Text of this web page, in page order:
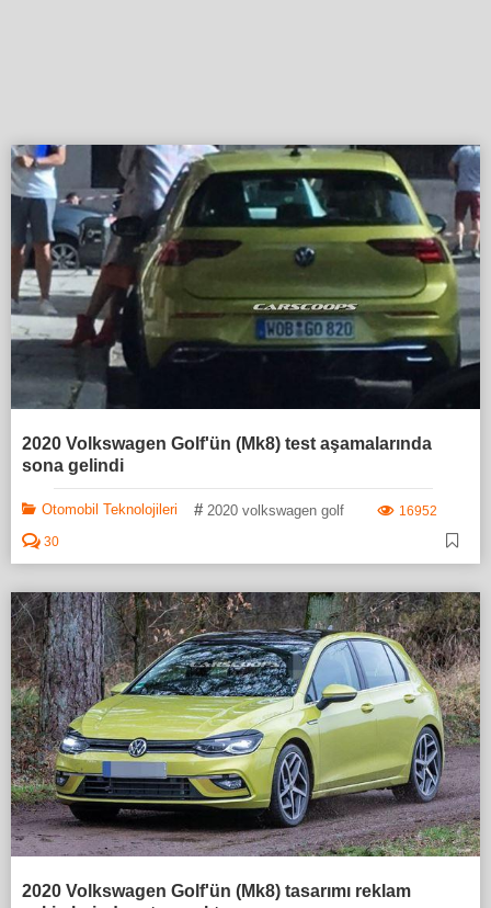
2020 Volkswagen Golf'ün (Mk8) test aşamalarında
sona gelindi
Otomobil Teknolojileri # 2020 volkswagen golf
16952
30
2020 Volkswagen Golf'ün (Mk8) tasarımı reklam